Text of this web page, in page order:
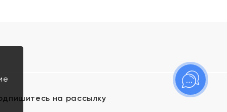
на рассылку